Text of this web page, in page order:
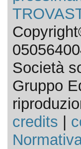
Società
Gruppo
credits